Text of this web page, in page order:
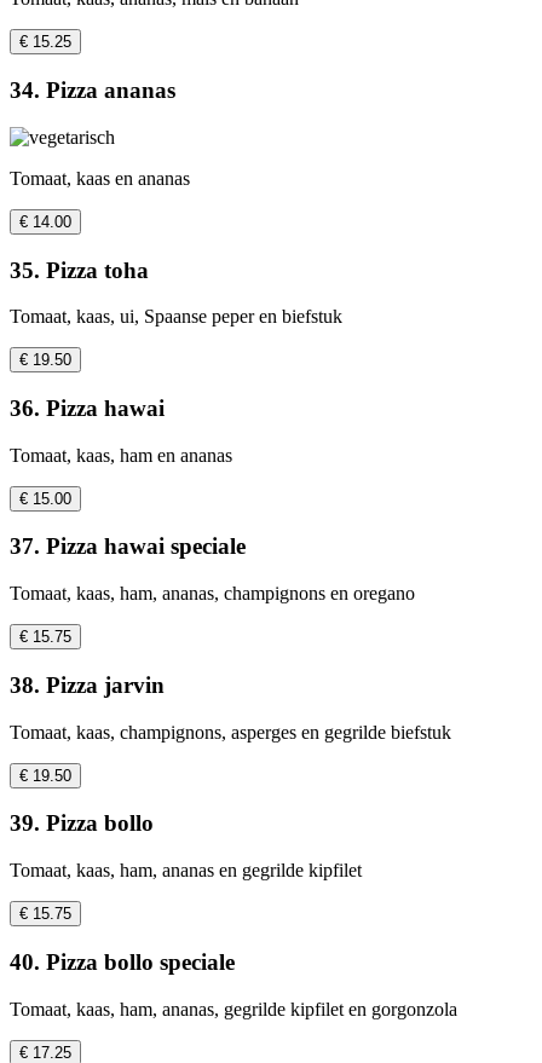
€ 15.25
34. Pizza ananas
Tomaat, kaas en ananas
€ 14.00
35. Pizza toha
Tomaat, kaas, ui, Spaanse peper en biefstuk
€ 19.50
36. Pizza hawai
Tomaat, kaas, ham en ananas
€ 15.00
37. Pizza hawai speciale
Tomaat, kaas, ham, ananas, champignons en oregano
€ 15.75
38. Pizza jarvin
Tomaat, kaas, champignons, asperges en gegrilde biefstuk
€ 19.50
39. Pizza bollo
Tomaat, kaas, ham, ananas en gegrilde kipfilet
€ 15.75
40. Pizza bollo speciale
Tomaat, kaas, ham, ananas, gegrilde kipfilet en gorgonzola
€ 17.25